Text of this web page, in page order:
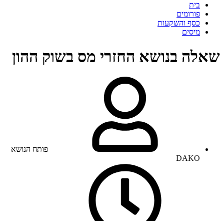
בית
פורומים
כסף והשקעות
מיסים
שאלה בנושא החזרי מס בשוק ההון
פותח הנושא
DAKO